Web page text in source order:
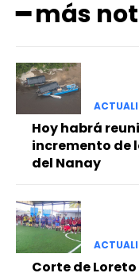
━ más
Hoy habrá
incremento de
del Nanay
Corte de